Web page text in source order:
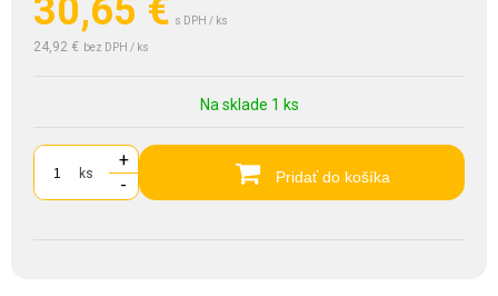
30,65 € s DPH / ks
24,92 € bez DPH / ks
Na sklade 1 ks
ks
+
-
Pridať do košíka